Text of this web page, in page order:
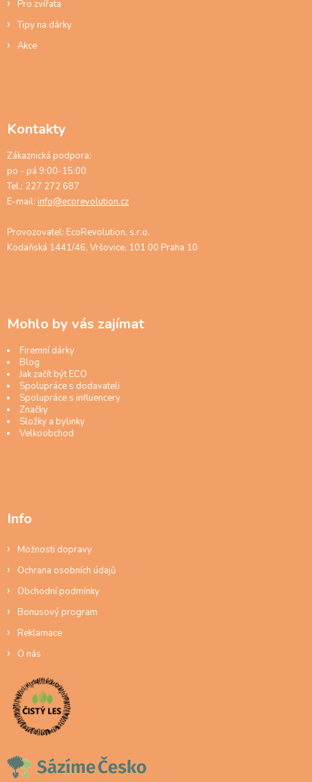
Pro zvířata
Tipy na dárky
Akce
Kontakty
Zákaznická podpora:
po - pá 9:00-15:00
Tel.: 227 272 687
E-mail: info@ecorevolution.cz
Provozovatel: EcoRevolution, s.r.o.
Kodaňská 1441/46, Vršovice, 101 00 Praha 10
Mohlo by vás zajímat
Firemní dárky
Blog
Jak začít být ECO
Spolupráce s dodavateli
Spolupráce s influencery
Značky
Složky a bylinky
Velkoobchod
Info
Možnosti dopravy
Ochrana osobních údajů
Obchodní podmínky
Bonusový program
Reklamace
O nás